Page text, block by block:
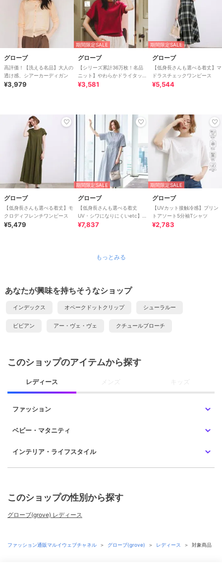
グローブ
高評価！【洗える名品】大人の
透け感、シアーカーディガン
¥3,979
期間限定SALE
グローブ
【シリーズ累計36万枚！名品
ニット】やわらかドライタッチ
ドルマンニット
¥3,581
期間限定SALE
グローブ
【低身長さんも選べる着丈】マ
ドラスチェックワンピース
¥5,544
グローブ
【低身長さんも選べる着丈】モ
クロディフレンチワンピース
¥5,479
期間限定SALE
グローブ
【低身長さんも選べる着丈
UV・シワになりにくいetc】涼
やかさも、きちんとも叶うワン
¥7,837
期間限定SALE
グローブ
【UVカット接触冷感】プリン
トアソート5分袖Tシャツ
¥2,783
もっとみる
あなたが興味を持ちそうなショップ
インデックス オペークドットクリップ シューラルー
ビビアン アー・ヴェ・ヴェ クチュールブローチ
このショップのアイテムから探す
レディース メンズ キッズ
ファッション
ベビー・マタニティ
インテリア・ライフスタイル
このショップの性別から探す
グローブ(grove) レディース
ファッション通販マルイウェブチャネル ＞ グローブ(grove) ＞ レディース ＞ 対象商品